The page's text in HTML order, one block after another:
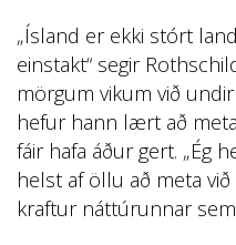
„Ísland er ekki stórt
einstakt“ segir
mörgum vikum við
hefur hann lært að
fáir hafa áður gert. „Ég
helst af öllu að meta
kraftur náttúrunnar